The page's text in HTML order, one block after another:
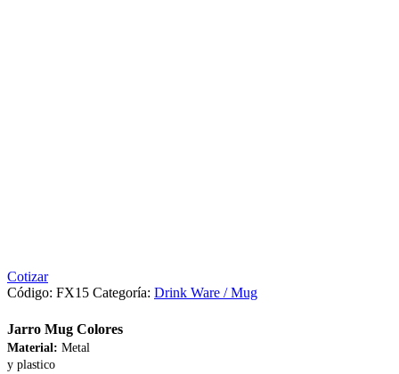
Cotizar
Código: FX15 Categoría: Drink Ware / Mug
Jarro Mug Colores
Material: Metal
y plastico